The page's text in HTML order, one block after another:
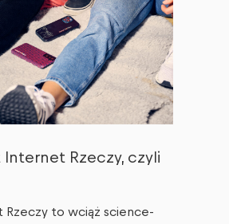
Internet Rzeczy, czyli
to wciąż science-